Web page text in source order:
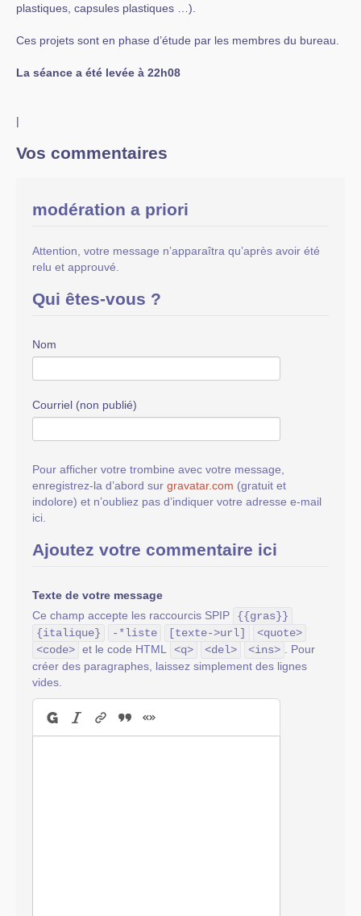
plastiques, capsules plastiques …).
Ces projets sont en phase d’étude par les membres du bureau.
La séance a été levée à 22h08
|
Vos commentaires
modération a priori
Attention, votre message n’apparaîtra qu’après avoir été
relu et approuvé.
Qui êtes-vous ?
Nom
Courriel (non publié)
Pour afficher votre trombine avec votre message,
enregistrez-la d’abord sur gravatar.com (gratuit et
indolore) et n’oubliez pas d’indiquer votre adresse e-mail
ici.
Ajoutez votre commentaire ici
Texte de votre message
Ce champ accepte les raccourcis SPIP
{{gras}}
{italique}
-*liste [texte->url]
<quote>
<code> et le code HTML <q> <del> <ins>
. Pour
créer des paragraphes, laissez simplement des lignes
vides.